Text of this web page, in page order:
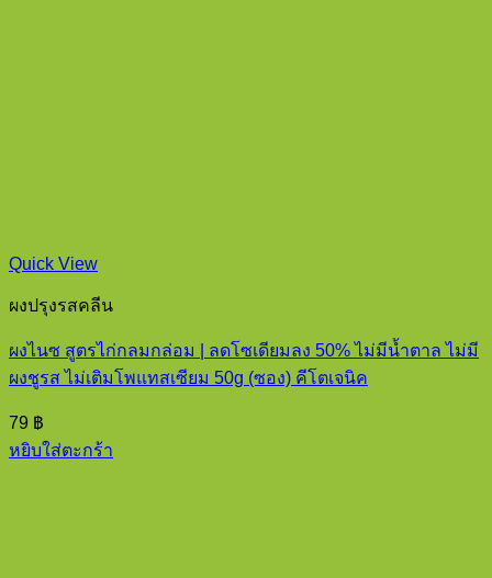
Quick View
ผงปรุงรสคลีน
ผงไนซ สูตรไก่กลมกล่อม | ลดโซเดียมลง 50% ไม่มีน้ำตาล ไม่มี
ผงชูรส ไม่เติมโพแทสเซียม 50g (ซอง) คีโตเจนิค
79 ฿
หยิบใส่ตะกร้า